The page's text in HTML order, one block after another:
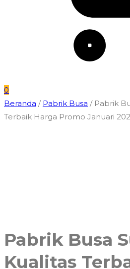
0
Beranda / Pabrik Busa / Pabrik
Terbaik Harga Promo Januari
Pabrik Busa
Kualitas